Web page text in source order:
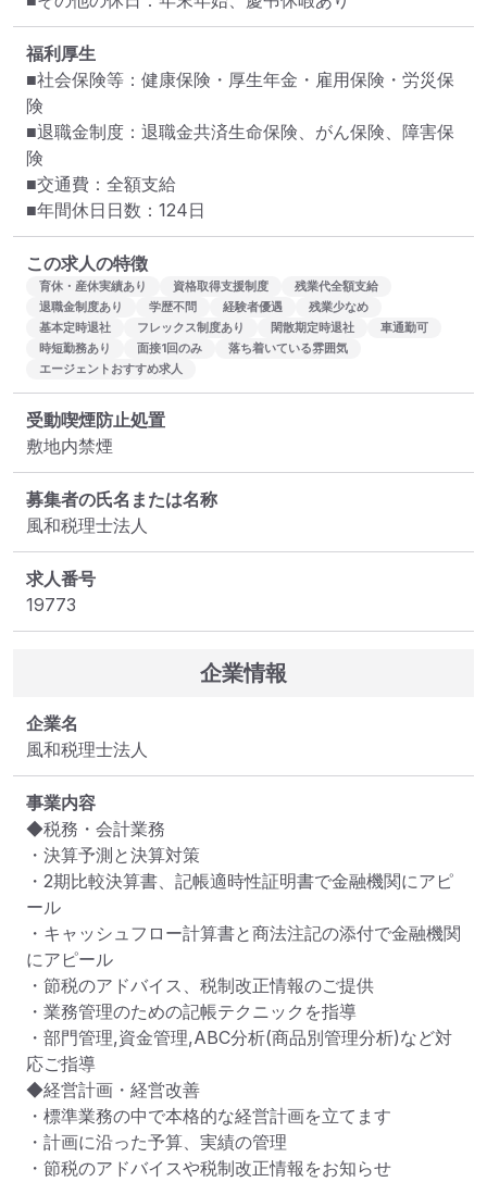
福利厚生
■社会保険等：健康保険・厚生年金・雇用保険・労災保
険
■退職金制度：退職金共済生命保険、がん保険、障害保
険
■交通費：全額支給
■年間休日日数：124日
この求人の特徴
育休・産休実績あり 資格取得支援制度
残業代全額支給
退職金制度あり
学歴不問 経験者優遇
残業少なめ
基本定時退社
フレックス制度あり 閑散期定時退社
車通勤可
時短勤務あり
面接1回のみ
落ち着いている雰囲気
エージェントおすすめ求人
受動喫煙防止処置
敷地内禁煙
募集者の氏名または名称
風和税理士法人
求人番号
19773
企業情報
企業名
風和税理士法人
事業内容
◆税務・会計業務
・決算予測と決算対策
・2期比較決算書、記帳適時性証明書で金融機関にアピ
ール
・キャッシュフロー計算書と商法注記の添付で金融機関
にアピール
・節税のアドバイス、税制改正情報のご提供
・業務管理のための記帳テクニックを指導
・部門管理,資金管理,ABC分析(商品別管理分析)など対
応ご指導
◆経営計画・経営改善
・標準業務の中で本格的な経営計画を立てます
・計画に沿った予算、実績の管理
・節税のアドバイスや税制改正情報をお知らせ